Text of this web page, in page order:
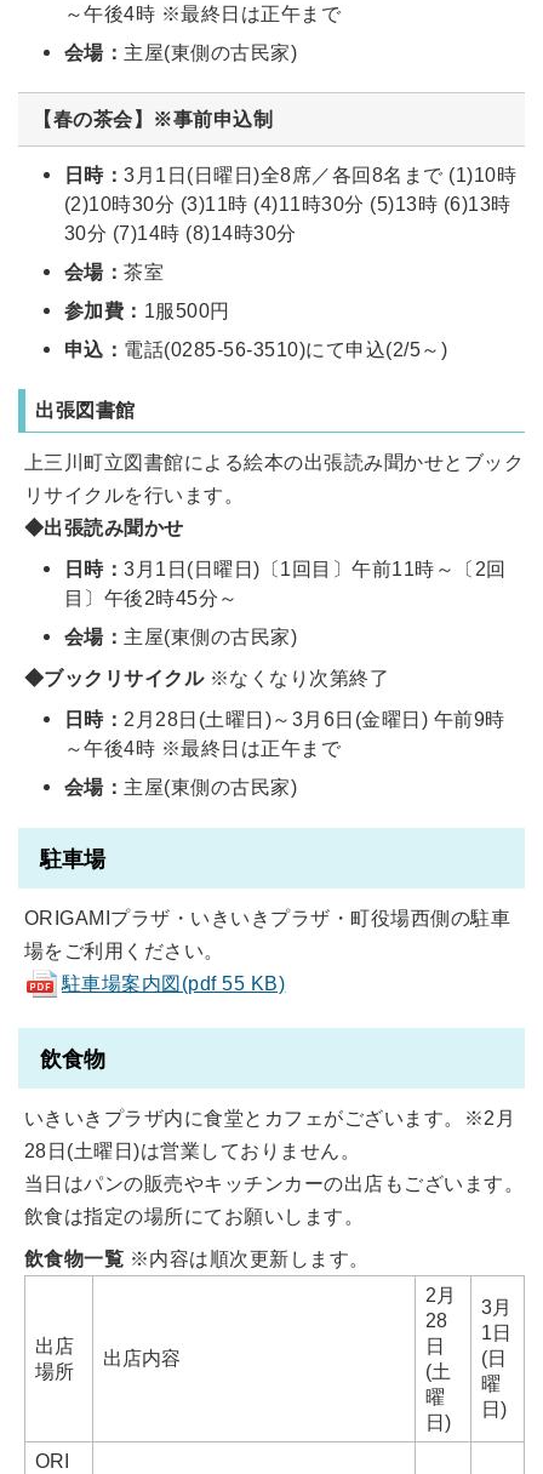
～午後4時 ※最終日は正午まで
会場： 主屋(東側の古民家)
【春の茶会】※事前申込制
日時：3月1日(日曜日)全8席／各回8名まで (1)10時
(2)10時30分 (3)11時 (4)11時30分 (5)13時 (6)13時
30分 (7)14時 (8)14時30分
会場：茶室
参加費： 1服500円
申込： 電話(0285-56-3510)にて申込(2/5～)
出張図書館
上三川町立図書館による絵本の出張読み聞かせとブック
リサイクルを行います。
◆出張読み聞かせ
日時：3月1日(日曜日)〔1回目〕午前11時～〔2回
目〕午後2時45分～
会場： 主屋(東側の古民家)
◆ブックリサイクル ※なくなり次第終了
日時： 2月28日(土曜日)～3月6日(金曜日) 午前9時
～午後4時 ※最終日は正午まで
会場： 主屋(東側の古民家)
駐車場
ORIGAMIプラザ・いきいきプラザ・町役場西側の駐車
場をご利用ください。
駐車場案内図(pdf 55 KB)
飲食物
いきいきプラザ内に食堂とカフェがございます。※2月
28日(土曜日)は営業しておりません。
当日はパンの販売やキッチンカーの出店もございます。
飲食は指定の場所にてお願いします。
飲食物一覧 ※内容は順次更新します。
出店
場所
出店内容
2月
28
日
(土
曜
日)
3月
1日
(日
曜
日)
ORI